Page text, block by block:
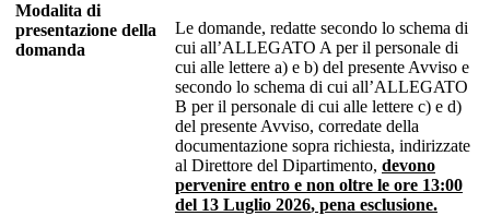
Modalita di
presentazione della
domanda
Le domande, redatte secondo lo schema di
cui all’ALLEGATO A per il personale di
cui alle lettere a) e b) del presente Avviso e
secondo lo schema di cui all’ALLEGATO
B per il personale di cui alle lettere c) e d)
del presente Avviso, corredate della
documentazione sopra richiesta, indirizzate
al Direttore del Dipartimento, devono
pervenire entro e non oltre le ore 13:00
del 13 Luglio 2026, pena esclusione.